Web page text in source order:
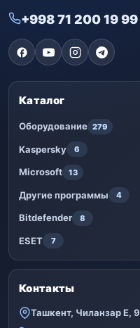
+998 71 200 19 99
Каталог
Оборудование 279
Kaspersky 6
Microsoft 13
Другие программы 4
Bitdefender 8
ESET 7
Контакты
Ташкент, Чиланзар Е, 9